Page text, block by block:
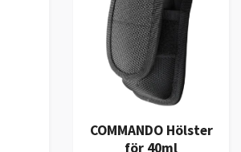
COMMANDO Hölster
för 40ml